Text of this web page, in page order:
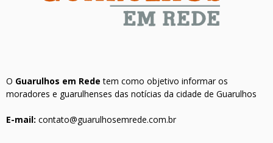
O Guarulhos em Rede tem como objetivo informar os
moradores e guarulhenses das notícias da cidade de Guarulhos
E-mail: contato@guarulhosemrede.com.br